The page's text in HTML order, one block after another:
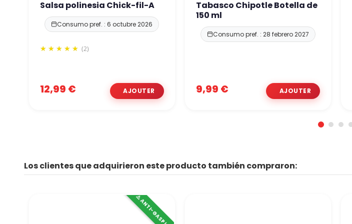
Salsa polinesia Chick-fil-A
Consumo pref. : 6 octubre 2026
(2)
12,99 €
Tabasco Chipotle Botella de
150 ml
Consumo pref. : 28 febrero 2027
9,99 €
Los clientes que adquirieron este producto también compraron:
⚠️ ANTI-GASPI